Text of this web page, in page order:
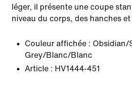
léger, il présente une coupe
niveau du corps, des hanches et
Couleur affichée : Obsidian/
Grey/Blanc/Blanc
Article : HV1444-451